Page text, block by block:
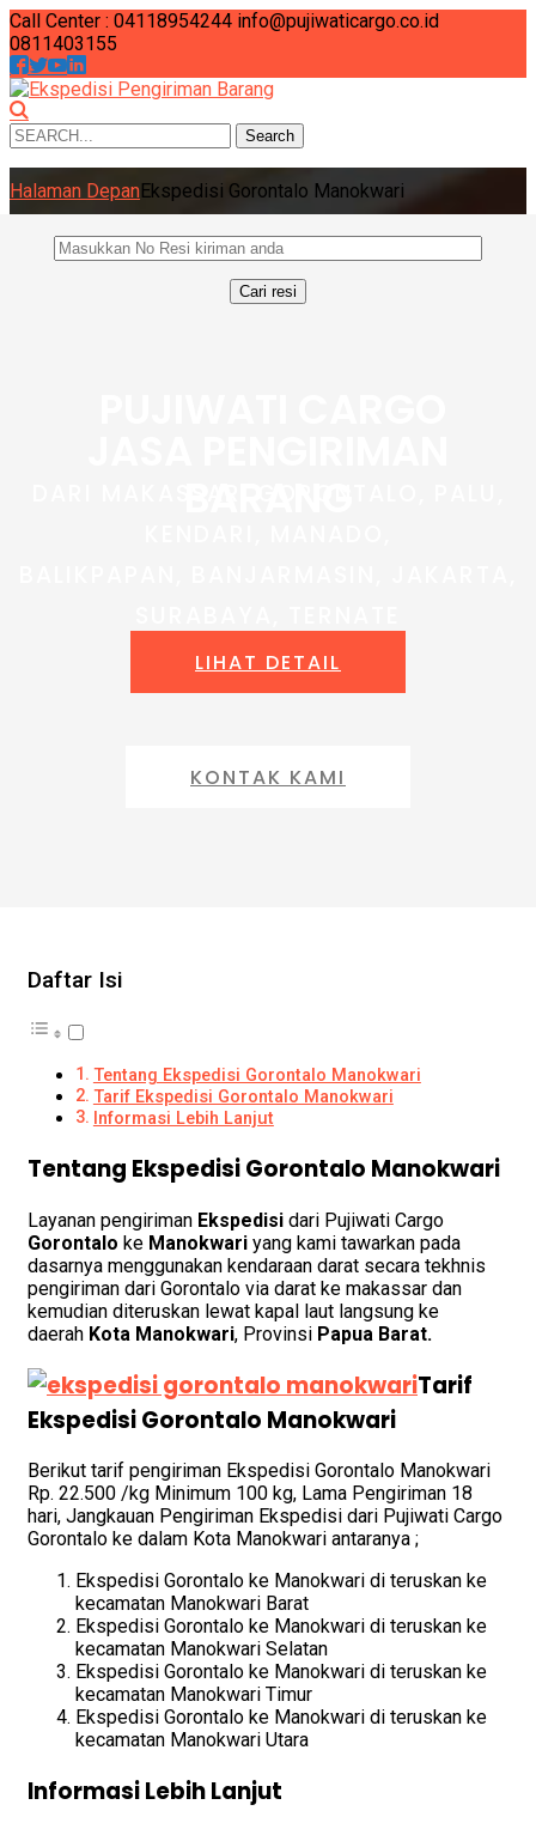
Call Center : 04118954244 info@pujiwaticargo.co.id
0811403155
Search
for:
Search
Halaman DepanEkspedisi Gorontalo Manokwari
LIHAT DETAIL
KONTAK KAMI
Daftar Isi
Tentang Ekspedisi Gorontalo Manokwari
Tarif Ekspedisi Gorontalo Manokwari
Informasi Lebih Lanjut
Tentang Ekspedisi Gorontalo Manokwari
Layanan pengiriman Ekspedisi dari Pujiwati Cargo
Gorontalo ke Manokwari yang kami tawarkan pada
dasarnya menggunakan kendaraan darat secara tekhnis
pengiriman dari Gorontalo via darat ke makassar dan
kemudian diteruskan lewat kapal laut langsung ke
daerah Kota Manokwari, Provinsi Papua Barat.
Tarif
Ekspedisi Gorontalo Manokwari
Berikut tarif pengiriman Ekspedisi Gorontalo Manokwari
Rp. 22.500 /kg Minimum 100 kg, Lama Pengiriman 18
hari, Jangkauan Pengiriman Ekspedisi dari Pujiwati Cargo
Gorontalo ke dalam Kota Manokwari antaranya ;
Ekspedisi Gorontalo ke Manokwari di teruskan ke
kecamatan Manokwari Barat
Ekspedisi Gorontalo ke Manokwari di teruskan ke
kecamatan Manokwari Selatan
Ekspedisi Gorontalo ke Manokwari di teruskan ke
kecamatan Manokwari Timur
Ekspedisi Gorontalo ke Manokwari di teruskan ke
kecamatan Manokwari Utara
Informasi Lebih Lanjut